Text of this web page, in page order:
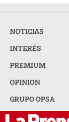
NOTICIAS
INTERÉS
PREMIUM
OPINION
GRUPO OPSA